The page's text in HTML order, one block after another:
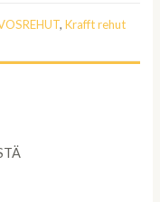
,Krafft rehut